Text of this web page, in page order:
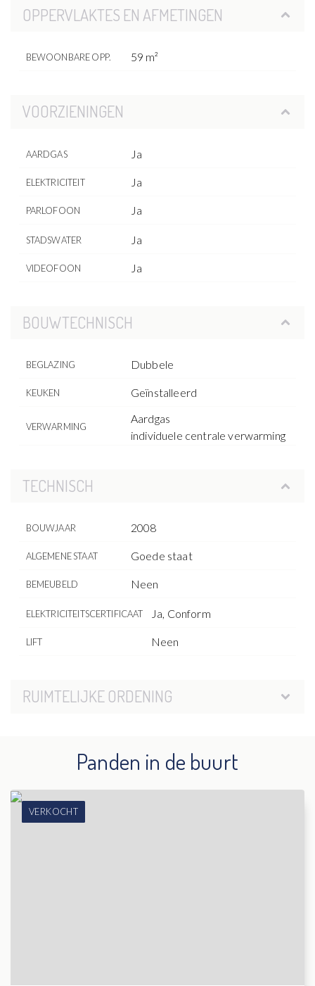
OPPERVLAKTES EN AFMETINGEN
BEWOONBARE OPP. 59 m²
VOORZIENINGEN
AARDGAS Ja
ELEKTRICITEIT Ja
PARLOFOON Ja
STADSWATER Ja
VIDEOFOON Ja
BOUWTECHNISCH
BEGLAZING Dubbele
KEUKEN Geïnstalleerd
VERWARMING
Aardgas
individuele centrale verwarming
TECHNISCH
BOUWJAAR 2008
ALGEMENE STAAT Goede staat
BEMEUBELD Neen
ELEKTRICITEITSCERTIFICAAT Ja, Conform
LIFT Neen
RUIMTELIJKE ORDENING
Panden in de buurt
VERKOCHT